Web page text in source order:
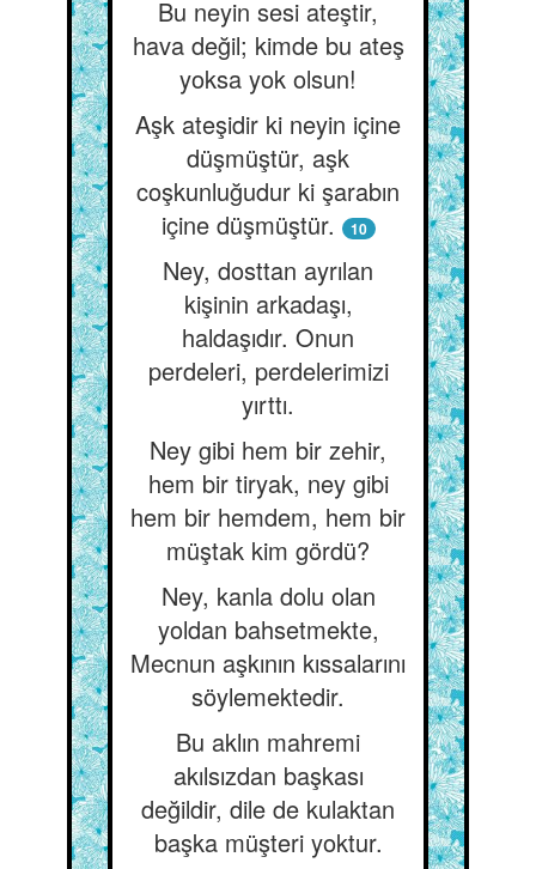
Bu neyin sesi ateştir,
hava değil; kimde bu ateş
yoksa yok olsun!
Aşk ateşidir ki neyin içine
düşmüştür, aşk
coşkunluğudur ki şarabın
içine düşmüştür.
10
Ney, dosttan ayrılan
kişinin arkadaşı,
haldaşıdır. Onun
perdeleri, perdelerimizi
yırttı.
Ney gibi hem bir zehir,
hem bir tiryak, ney gibi
hem bir hemdem, hem bir
müştak kim gördü?
Ney, kanla dolu olan
yoldan bahsetmekte,
Mecnun aşkının kıssalarını
söylemektedir.
Bu aklın mahremi
akılsızdan başkası
değildir, dile de kulaktan
başka müşteri yoktur.